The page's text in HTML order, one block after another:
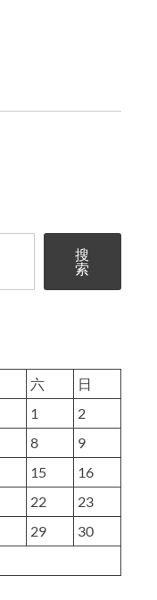
搜
索
六
日
1
2
8
9
15
16
22
23
29
30